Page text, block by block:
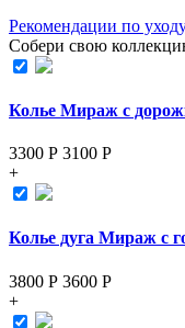
Рекомендации по
Собери свою
Колье Мираж с
3300 Р 3100 Р
+
Колье дуга Мираж с
3800 Р 3600 Р
+